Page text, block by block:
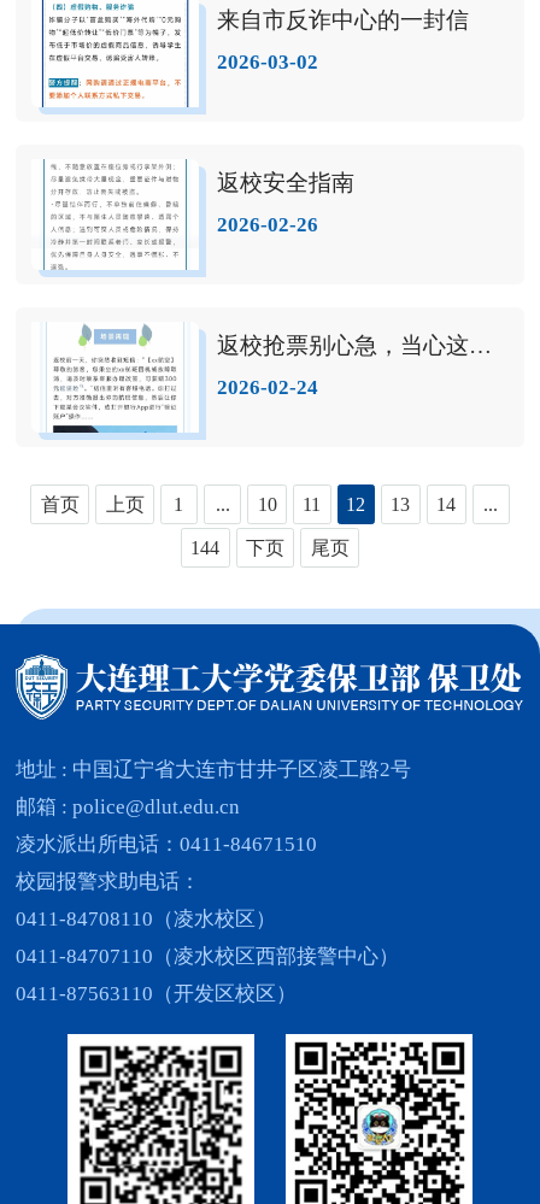
来自市反诈中心的一封信
2026-03-02
返校安全指南
2026-02-26
返校抢票别心急，当心这些套路掏空你的钱包！
2026-02-24
首页 上页 1 ... 10 11 12 13 14 ...
144 下页 尾页
地址 : 中国辽宁省大连市甘井子区凌工路2号
邮箱 : police@dlut.edu.cn
凌水派出所电话：0411-84671510
校园报警求助电话：
0411-84708110（凌水校区）
0411-84707110（凌水校区西部接警中心）
0411-87563110（开发区校区）